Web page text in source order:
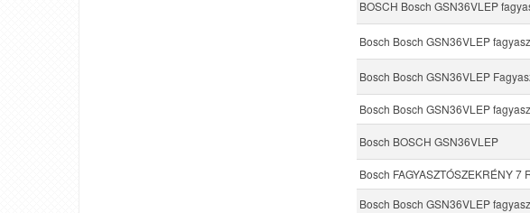
BOSCH Bosch GSN36VLEP
Bosch Bosch GSN36VLEP
Bosch Bosch GSN36VLEP
Bosch Bosch GSN36VLEP
Bosch BOSCH GSN36VLEP
Bosch FAGYASZTÓSZEKRÉNY
Bosch Bosch GSN36VLEP